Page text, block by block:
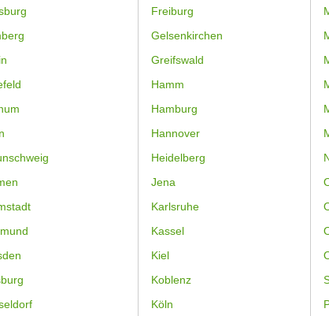
Freiburg
Gelsenkirchen
Greifswald
Hamm
Hamburg
Hannover
Heidelberg
Jena
Karlsruhe
Kassel
Kiel
Koblenz
Köln